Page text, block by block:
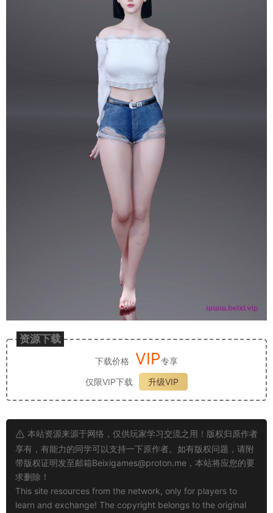
资源下载
下载价格 VIP专享
仅限VIP下载
升级VIP
本站资源来源于网络，仅供玩家学习交流之用！版权归原作者
享有，有能力的同学可以支持一下原作者。如有版权问题，请附
带版权证明发至邮箱Beixigames@proton.me ，本站将应您的要
求删除！
This site resources from the network, only for players to
learn and exchange! The copyright belongs to the original